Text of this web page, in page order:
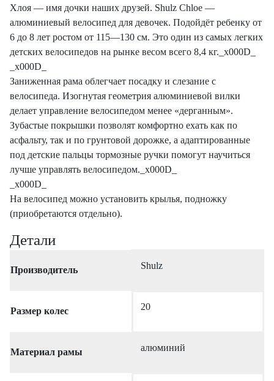
Хлоя — имя дочки наших друзей. Shulz Chloe —
алюминиевый велосипед для девочек. Подойдёт ребенку от
6 до 8 лет ростом от 115—130 см. Это один из самых легких
детских велосипедов на рынке весом всего 8,4 кг._x000D_
_x000D_
Заниженная рама облегчает посадку и слезание с
велосипеда. Изогнутая геометрия алюминиевой вилки
делает управление велосипедом менее «дерганным».
Зубастые покрышки позволят комфортно ехать как по
асфальту, так и по грунтовой дорожке, а адаптированные
под детские пальцы тормозные ручки помогут научиться
лучше управлять велосипедом._x000D_
_x000D_
На велосипед можно установить крылья, подножку
(приобретаются отдельно).
Детали
Производитель Shulz
Размер колес 20
Материал рамы алюминий